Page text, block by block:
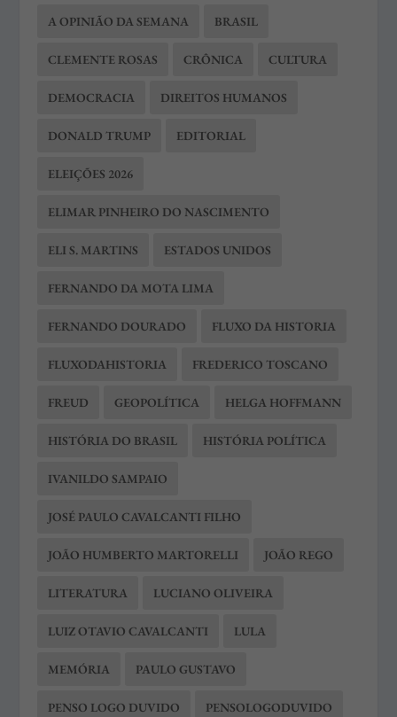
A OPINIÃO DA SEMANA BRASIL
CLEMENTE ROSAS CRÔNICA CULTURA
DEMOCRACIA DIREITOS HUMANOS
DONALD TRUMP EDITORIAL
ELEIÇÕES 2026
ELIMAR PINHEIRO DO NASCIMENTO
ELI S. MARTINS ESTADOS UNIDOS
FERNANDO DA MOTA LIMA
FERNANDO DOURADO FLUXO DA HISTORIA
FLUXODAHISTORIA FREDERICO TOSCANO
FREUD GEOPOLÍTICA HELGA HOFFMANN
HISTÓRIA DO BRASIL HISTÓRIA POLÍTICA
IVANILDO SAMPAIO
JOSÉ PAULO CAVALCANTI FILHO
JOÃO HUMBERTO MARTORELLI JOÃO REGO
LITERATURA LUCIANO OLIVEIRA
LUIZ OTAVIO CAVALCANTI LULA
MEMÓRIA PAULO GUSTAVO
PENSO LOGO DUVIDO PENSOLOGODUVIDO